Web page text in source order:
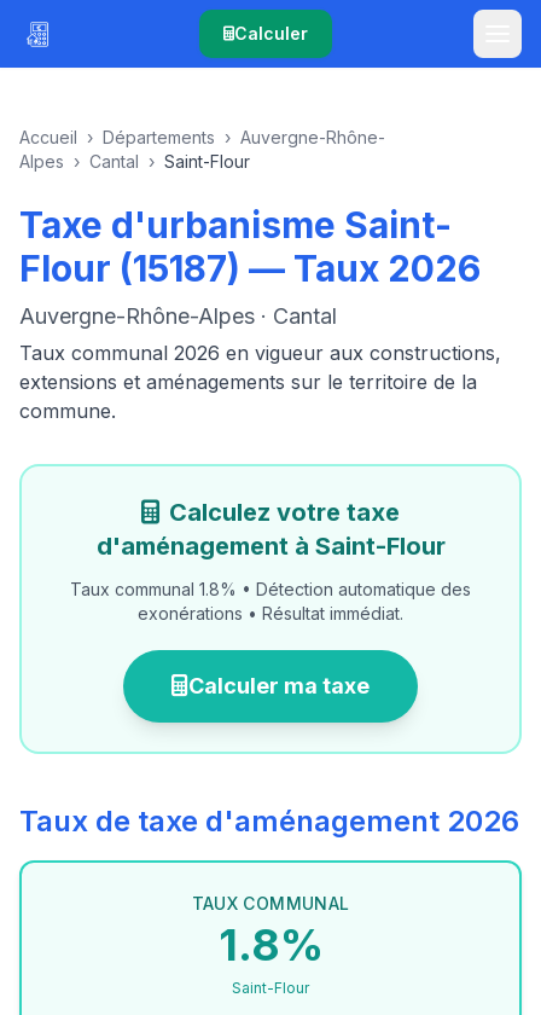
Calculer
Accueil › Départements › Auvergne-Rhône-
Alpes › Cantal › Saint-Flour
Taxe d'urbanisme Saint-
Flour (15187) — Taux 2026
Auvergne-Rhône-Alpes · Cantal
Taux communal 2026 en vigueur aux constructions,
extensions et aménagements sur le territoire de la
commune.
Calculez votre taxe
d'aménagement à Saint-Flour
Taux communal 1.8% • Détection automatique des
exonérations • Résultat immédiat.
Calculer ma taxe
Taux de taxe d'aménagement 2026
TAUX COMMUNAL
1.8%
Saint-Flour